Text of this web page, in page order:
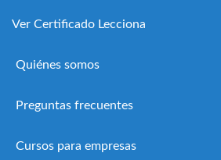
Ver Certificado Lecciona
Quiénes somos
Preguntas frecuentes
Cursos para empresas